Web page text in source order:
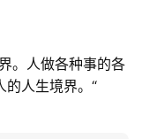
。人做各种事的各
的人生境界。“